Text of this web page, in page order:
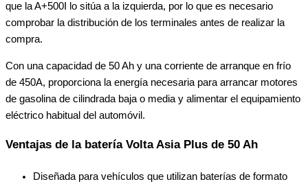
que la A+500I lo sitúa a la izquierda, por lo que es necesario
comprobar la distribución de los terminales antes de realizar la
compra.
Con una capacidad de 50 Ah y una corriente de arranque en frío
de 450A, proporciona la energía necesaria para arrancar motores
de gasolina de cilindrada baja o media y alimentar el equipamiento
eléctrico habitual del automóvil.
Ventajas de la batería Volta Asia Plus de 50 Ah
Diseñada para vehículos que utilizan baterías de formato